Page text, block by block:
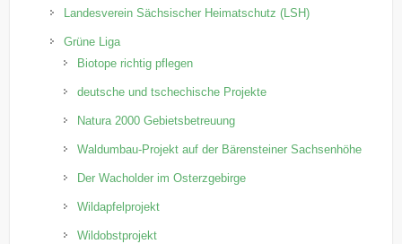
Landesverein Sächsischer Heimatschutz (LSH)
Grüne Liga
Biotope richtig pflegen
deutsche und tschechische Projekte
Natura 2000 Gebietsbetreuung
Waldumbau-Projekt auf der Bärensteiner Sachsenhöhe
Der Wacholder im Osterzgebirge
Wildapfelprojekt
Wildobstprojekt